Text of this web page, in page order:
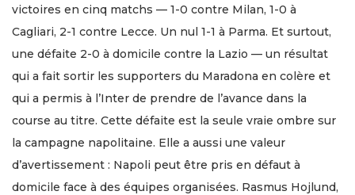
victoires en cinq matchs — 1-0 contre Milan, 1-0 à
Cagliari, 2-1 contre Lecce. Un nul 1-1 à Parma. Et surtout,
une défaite 2-0 à domicile contre la Lazio — un résultat
qui a fait sortir les supporters du Maradona en colère et
qui a permis à l’Inter de prendre de l’avance dans la
course au titre. Cette défaite est la seule vraie ombre sur
la campagne napolitaine. Elle a aussi une valeur
d’avertissement : Napoli peut être pris en défaut à
domicile face à des équipes organisées. Rasmus Hojlund,